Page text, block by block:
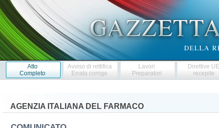
Atto
Completo
Avviso di rettifica
Errata corrige
Lavori
Preparatori
Direttive
recepite
AGENZIA ITALIANA DEL FARMACO